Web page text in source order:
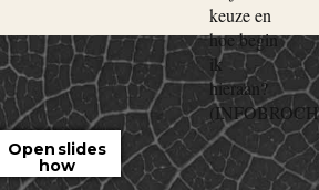
Open slides
how